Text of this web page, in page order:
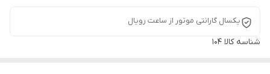
یکسال گارانتی موتور از ساعت رویال
شناسه کالا 104